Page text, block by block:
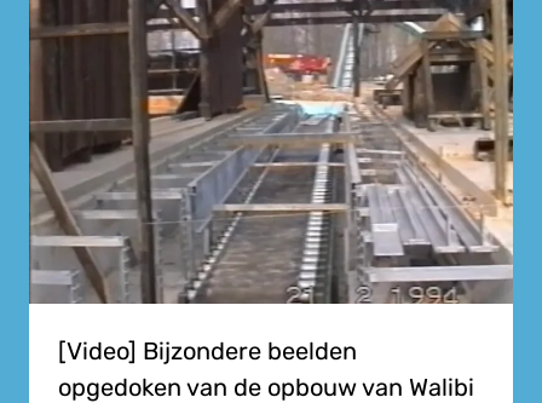
[Video] Bijzondere beelden
opgedoken van de opbouw van Walibi